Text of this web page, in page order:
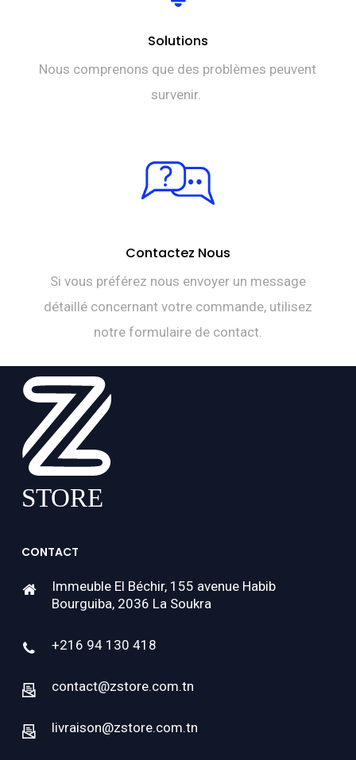
Solutions
Nous comprenons que des problèmes peuvent
survenir.
Contactez Nous
Si vous préférez nous envoyer un message
détaillé concernant votre commande, utilisez
notre formulaire de contact.
CONTACT
Immeuble El Béchir, 155 avenue Habib
Bourguiba, 2036 La Soukra
+216 94 130 418
contact@zstore.com.tn
livraison@zstore.com.tn